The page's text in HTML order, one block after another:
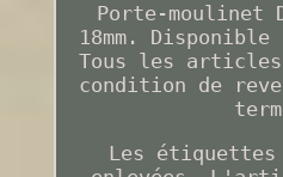
Porte-moulinet
18mm.
Tous les
condition de
Les